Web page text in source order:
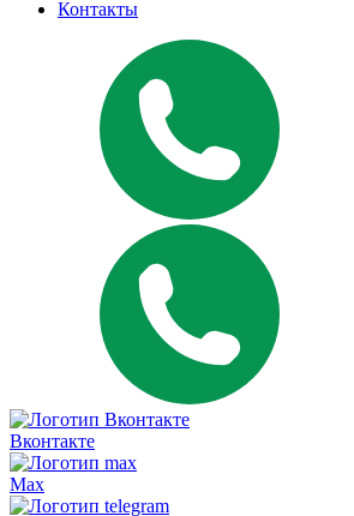
Контакты
Вконтакте
Max